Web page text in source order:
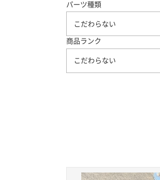
パーツ種類
こだわらない
商品ランク
こだわらない